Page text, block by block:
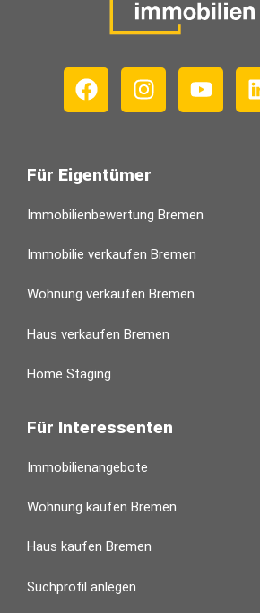
Für Eigentümer
Immobilienbewertung Bremen
Immobilie verkaufen Bremen
Wohnung verkaufen Bremen
Haus verkaufen Bremen
Home Staging
Für Interessenten
Immobilienangebote
Wohnung kaufen Bremen
Haus kaufen Bremen
Suchprofil anlegen